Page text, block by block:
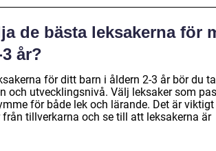
de bästa leksakerna för
år?
för ditt barn i åldern 2-3 år bör du ta
och utvecklingsnivå. Välj leksaker som
för både lek och lärande. Det är
tillverkarna och se till att leksakerna är